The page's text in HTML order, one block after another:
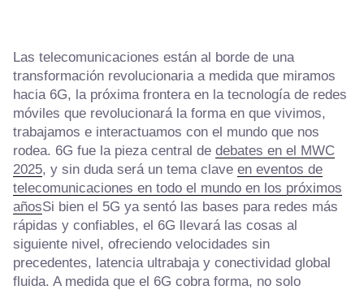
Las telecomunicaciones están al borde de una
transformación revolucionaria a medida que miramos
hacia 6G, la próxima frontera en la tecnología de redes
móviles que revolucionará la forma en que vivimos,
trabajamos e interactuamos con el mundo que nos
rodea. 6G fue la pieza central de debates en el MWC
2025, y sin duda será un tema clave en eventos de
telecomunicaciones en todo el mundo en los próximos
añosSi bien el 5G ya sentó las bases para redes más
rápidas y confiables, el 6G llevará las cosas al
siguiente nivel, ofreciendo velocidades sin
precedentes, latencia ultrabaja y conectividad global
fluida. A medida que el 6G cobra forma, no solo